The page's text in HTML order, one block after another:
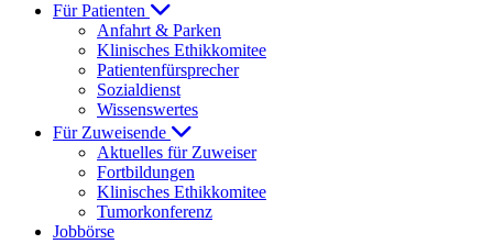
Für Patienten
Anfahrt & Parken
Klinisches Ethikkomitee
Patientenfürsprecher
Sozialdienst
Wissenswertes
Für Zuweisende
Aktuelles für Zuweiser
Fortbildungen
Klinisches Ethikkomitee
Tumorkonferenz
Jobbörse